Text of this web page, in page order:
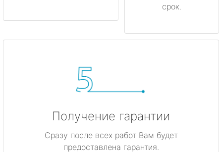
срок.
Получение гарантии
Сразу после всех работ Вам будет
предоставлена гарантия.